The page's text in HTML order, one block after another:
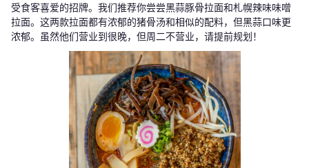
受食客喜爱的招牌。我们推荐你尝尝黑蒜豚骨拉面和札幌辣味味噌
拉面。这两款拉面都有浓郁的猪骨汤和相似的配料，但黑蒜口味更
浓郁。虽然他们营业到很晚，但周二不营业，请提前规划！